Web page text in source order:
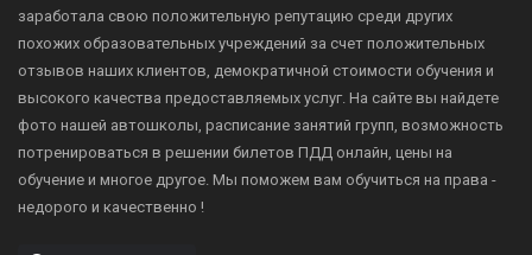
заработала свою положительную репутацию среди других
похожих образовательных учреждений за счет положительных
отзывов наших клиентов, демократичной стоимости обучения и
высокого качества предоставляемых услуг. На сайте вы найдете
фото нашей автошколы, расписание занятий групп, возможность
потренироваться в решении билетов ПДД онлайн, цены на
обучение и многое другое. Мы поможем вам обучиться на права -
недорого и качественно !